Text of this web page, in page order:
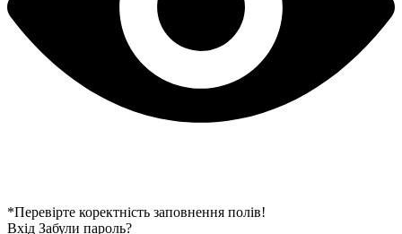
*Перевірте коректність заповнення полів!
Вхід Забули пароль?